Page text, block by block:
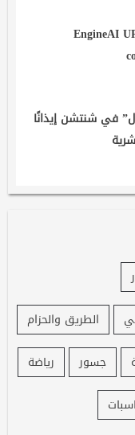
EngineAI
في شنتشن إيذانًا
الطريق والحزام
جسور
رياضة